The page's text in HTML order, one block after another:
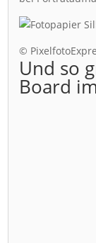
©
Und so
Board